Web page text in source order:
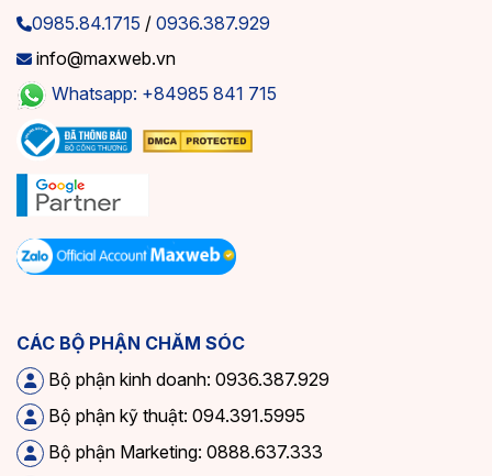
0985.84.1715 / 0936.387.929
info@maxweb.vn
Whatsapp: +84985 841 715
CÁC BỘ PHẬN CHĂM SÓC
Bộ phận kinh doanh: 0936.387.929
Bộ phận kỹ thuật: 094.391.5995
Bộ phận Marketing: 0888.637.333